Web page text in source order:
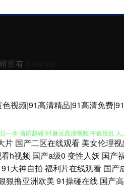
所有
视频|91高清精品|91高清免费
机 久久资源总站 91传媒网站 中文字幕
日三级 伊人久久精品视频 欧洲一级片 欧
线视频 午夜草比 欧美成人网站 黄色仓
片 国产二区在线观看 美女伦理视
h视频 国产a级0 变性人妖 国产
91大神自拍 福利片在线观看 国产
狠撸亚洲欧美 91操碰在线 国产